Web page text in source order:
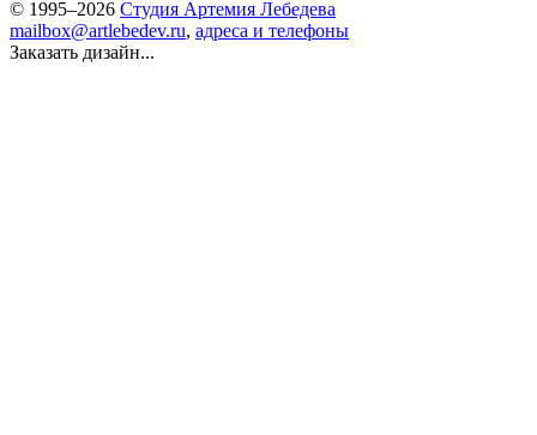
© 1995–2026 Студия Артемия Лебедева
mailbox@artlebedev.ru, адреса и телефоны
Заказать дизайн...